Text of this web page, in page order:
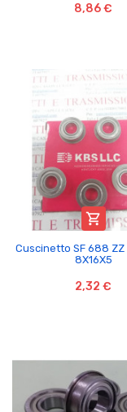
8,86 €

Cuscinetto SF 688 ZZ
8X16X5
2,32 €